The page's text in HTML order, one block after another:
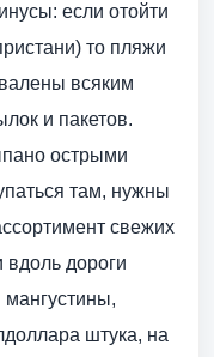
если отойти
то пляжи
всяким
и пакетов.
острыми
там, нужны
свежих
вдоль дороги
штука, на